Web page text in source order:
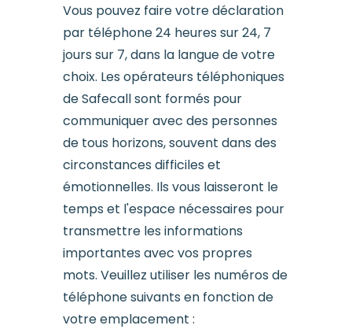
Vous pouvez faire votre déclaration
par téléphone 24 heures sur 24, 7
jours sur 7, dans la langue de votre
choix. Les opérateurs téléphoniques
de Safecall sont formés pour
communiquer avec des personnes
de tous horizons, souvent dans des
circonstances difficiles et
émotionnelles. Ils vous laisseront le
temps et l'espace nécessaires pour
transmettre les informations
importantes avec vos propres
mots. Veuillez utiliser les numéros de
téléphone suivants en fonction de
votre emplacement :